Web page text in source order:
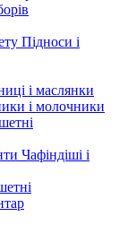
Підноси і
і маслянки
і молочники
Чафіндіші і